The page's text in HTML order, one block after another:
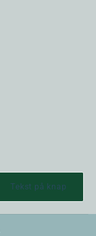
Tekst på knap